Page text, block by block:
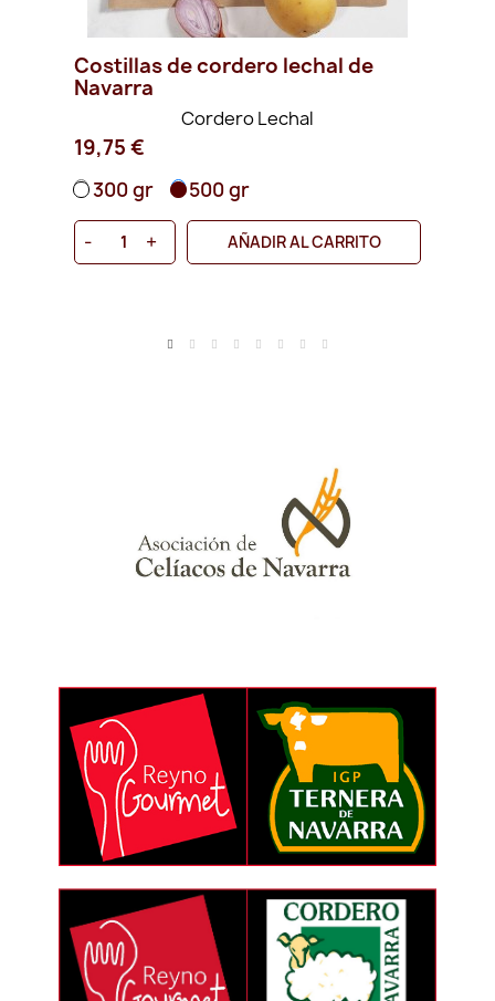
Costillas de cordero lechal de
Navarra
Cordero Lechal
19,75 €
300 gr 500 gr
- + AÑADIR AL CARRITO